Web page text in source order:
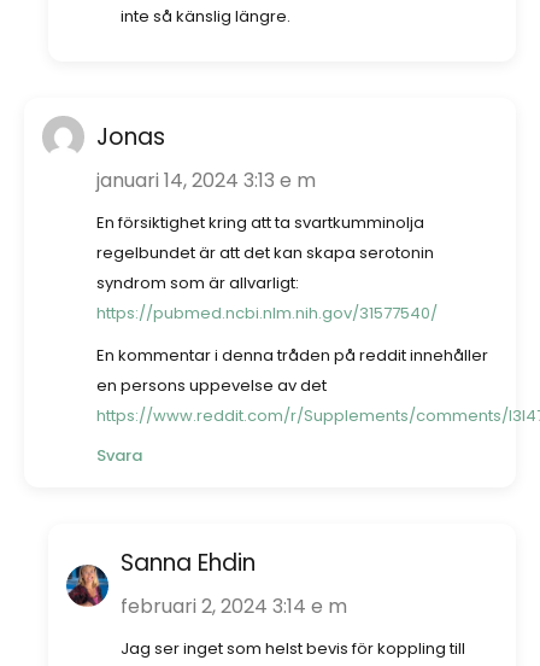
inte så känslig längre.
Jonas
januari 14, 2024 3:13 e m
En försiktighet kring att ta svartkumminolja
regelbundet är att det kan skapa serotonin
syndrom som är allvarligt:
https://pubmed.ncbi.nlm.nih.gov/31577540/
En kommentar i denna tråden på reddit innehåller
en persons uppevelse av det
https://www.reddit.com/r/Supplements/comments/
Svara
Sanna Ehdin
februari 2, 2024 3:14 e m
Jag ser inget som helst bevis för koppling till